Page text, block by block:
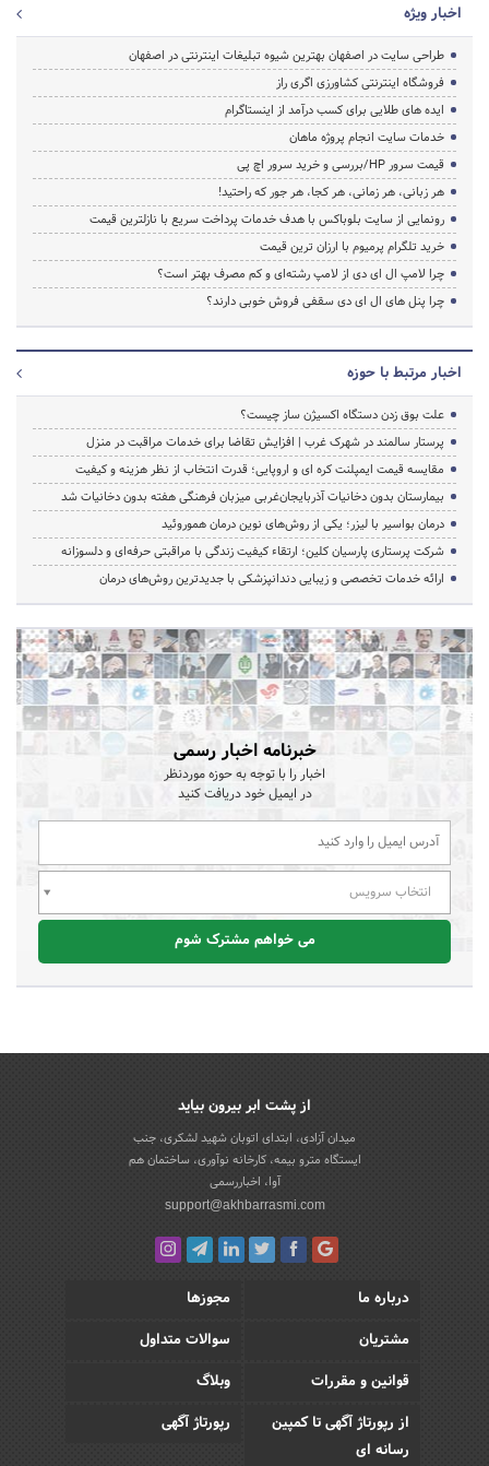
اخبار ویژه
طراحی سایت در اصفهان بهترین شیوه تبلیغات اینترنتی در اصفهان
فروشگاه اینترنتی کشاورزی اگری راز
ایده های طلایی برای کسب درآمد از اینستاگرام
خدمات سایت انجام پروژه ماهان
قیمت سرور HP/بررسی و خرید سرور اچ پی
هر زبانی، هر زمانی، هر کجا، هر جور که راحتید!
رونمایی از سایت بلوباکس با هدف خدمات پرداخت سریع با نازلترین قیمت
خرید تلگرام پرمیوم با ارزان ترین قیمت
چرا لامپ ال ای دی از لامپ رشته‌ای و کم مصرف بهتر است؟
چرا پنل های ال ای دی سقفی فروش خوبی دارند؟
اخبار مرتبط با حوزه
علت بوق زدن دستگاه اکسیژن ساز چیست؟
پرستار سالمند در شهرک غرب | افزایش تقاضا برای خدمات مراقبت در منزل
مقایسه قیمت ایمپلنت کره ای و اروپایی؛ قدرت انتخاب از نظر هزینه و کیفیت
بیمارستان بدون دخانیات آذربایجان‌غربی میزبان فرهنگی هفته بدون دخانیات شد
درمان بواسیر با لیزر؛ یکی از روش‌های نوین درمان هموروئید
شرکت پرستاری پارسیان کلین؛ ارتقاء کیفیت زندگی با مراقبتی حرفه‌ای و دلسوزانه
ارائه خدمات تخصصی و زیبایی دندانپزشکی با جدیدترین روش‌های درمان
خبرنامه اخبار رسمی
اخبار را با توجه به حوزه موردنظر
در ایمیل خود دریافت کنید
انتخاب سرویس
می خواهم مشترک شوم
از پشت ابر بیرون بیاید
میدان آزادی، ابتدای اتوبان شهید لشکری، جنب
ایستگاه مترو بیمه، کارخانه نوآوری، ساختمان هم
آوا، اخباررسمی
support@akhbarrasmi.com
درباره ما
مجوزها
مشتریان
سوالات متداول
قوانین و مقررات
وبلاگ
از رپورتاژ آگهی تا کمپین
رسانه ای
رپورتاژ آگهی